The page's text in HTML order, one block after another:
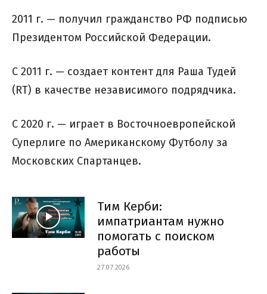
2011 г. — получил гражданство РФ подписью
Президентом Российской Федерации.
С 2011 г. — создает контент для Раша Тудей
(RT) в качестве независимого подрядчика.
С 2020 г. — играет в Восточноевропейской
Суперлиге по Американскому Футболу за
Московских Спартанцев.
Тим Керби:
импатриантам нужно
помогать с поиском
работы
27.07.2026